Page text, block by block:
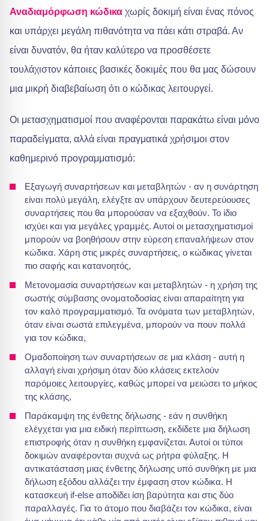
Αναδιαμόρφωση κώδικα χωρίς δοκιμή είναι ένας πόνος
και υπάρχει μεγάλη πιθανότητα να πάει κάτι στραβά. Αν
είναι δυνατόν, θα ήταν καλύτερο να προσθέσετε
τουλάχιστον κάποιες βασικές δοκιμές που θα μας δώσουν
μια μικρή διαβεβαίωση ότι ο κώδικας λειτουργεί.
Οι μετασχηματισμοί που αναφέρονται παρακάτω είναι μόνο
παραδείγματα, αλλά είναι πραγματικά χρήσιμοι στον
καθημερινό προγραμματισμό:
Εξαγωγή συναρτήσεων και μεταβλητών - αν η συνάρτηση
είναι πολύ μεγάλη, ελέγξτε αν υπάρχουν δευτερεύουσες
συναρτήσεις που θα μπορούσαν να εξαχθούν. Το ίδιο
ισχύει και για μεγάλες γραμμές. Αυτοί οι μετασχηματισμοί
μπορούν να βοηθήσουν στην εύρεση επαναλήψεων στον
κώδικα. Χάρη στις μικρές συναρτήσεις, ο κώδικας γίνεται
πιο σαφής και κατανοητός,
Μετονομασία συναρτήσεων και μεταβλητών - η χρήση της
σωστής σύμβασης ονοματοδοσίας είναι απαραίτητη για
τον καλό προγραμματισμό. Τα ονόματα των μεταβλητών,
όταν είναι σωστά επιλεγμένα, μπορούν να πουν πολλά
για τον κώδικα,
Ομαδοποίηση των συναρτήσεων σε μια κλάση - αυτή η
αλλαγή είναι χρήσιμη όταν δύο κλάσεις εκτελούν
παρόμοιες λειτουργίες, καθώς μπορεί να μειώσει το μήκος
της κλάσης,
Παράκαμψη της ένθετης δήλωσης - εάν η συνθήκη
ελέγχεται για μια ειδική περίπτωση, εκδίδετε μια δήλωση
επιστροφής όταν η συνθήκη εμφανίζεται. Αυτοί οι τύποι
δοκιμών αναφέρονται συχνά ως ρήτρα φύλαξης. Η
αντικατάσταση μιας ένθετης δήλωσης υπό συνθήκη με μια
δήλωση εξόδου αλλάζει την έμφαση στον κώδικα. Η
κατασκευή if-else αποδίδει ίση βαρύτητα και στις δύο
παραλλαγές. Για το άτομο που διαβάζει τον κώδικα, είναι